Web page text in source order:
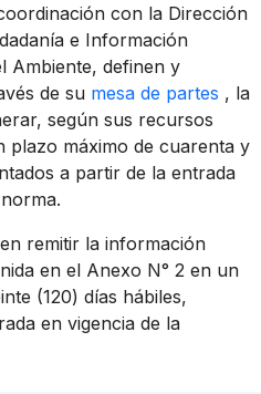
con la Dirección
e Información
Ambiente, definen y
de su mesa de partes , la
según sus recursos
plazo máximo de cuarenta y
a partir de la entrada
remitir la información
en el Anexo N° 2 en un
(120) días hábiles,
en vigencia de la